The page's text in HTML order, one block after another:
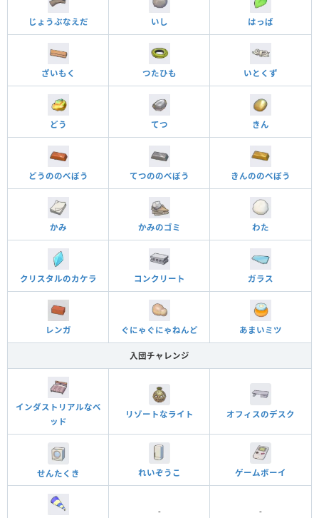
じょうぶなえだ いし はっぱ
ざいもく つたひも いとくず
どう てつ きん
どうののべぼう てつののべぼう きんののべぼう
かみ かみのゴミ わた
クリスタルのカケラ コンクリート ガラス
レンガ ぐにゃぐにゃねんど あまいミツ
入団チャレンジ
インダストリアルなベ
ッド
リゾートなライト オフィスのデスク
せんたくき れいぞうこ ゲームボーイ
- -